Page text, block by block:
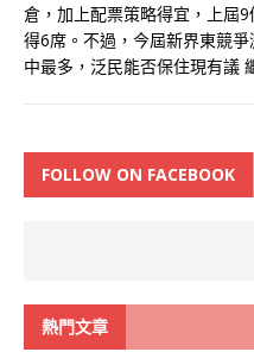
倉，加上配票策略得宜，上屆
得6席。不過，今屆新界東競
中最多，泛民能否保住現有議
FOLLOW ON FACEBOOK
熱門文章